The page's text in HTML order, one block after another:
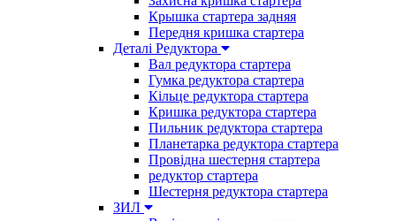
Крышка стартера задняя
Передня кришка стартера
Деталі Редуктора
Вал редуктора стартера
Гумка редуктора стартера
Кільце редуктора стартера
Кришка редуктора стартера
Пильник редуктора стартера
Планетарка редуктора стартера
Провідна шестерня стартера
редуктор стартера
Шестерня редуктора стартера
ЗИЛ